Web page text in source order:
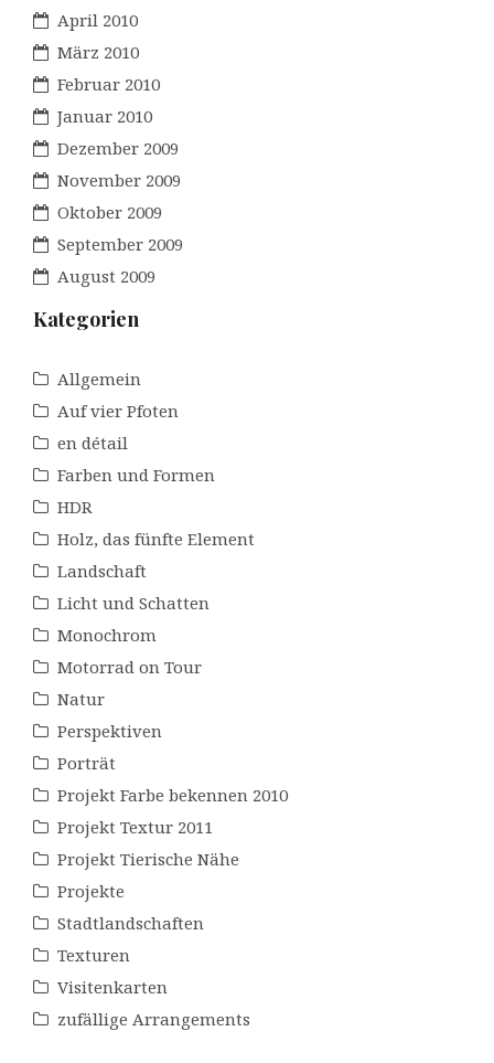
April 2010
März 2010
Februar 2010
Januar 2010
Dezember 2009
November 2009
Oktober 2009
September 2009
August 2009
Kategorien
Allgemein
Auf vier Pfoten
en détail
Farben und Formen
HDR
Holz, das fünfte Element
Landschaft
Licht und Schatten
Monochrom
Motorrad on Tour
Natur
Perspektiven
Porträt
Projekt Farbe bekennen 2010
Projekt Textur 2011
Projekt Tierische Nähe
Projekte
Stadtlandschaften
Texturen
Visitenkarten
zufällige Arrangements